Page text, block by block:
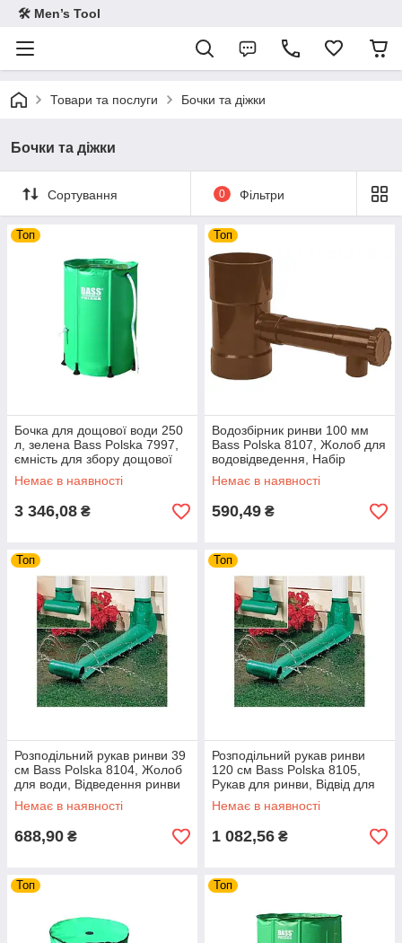
🛠 Men’s Tool
Товари та послуги Бочки та діжки
Бочки та діжки
Сортування 0 Фільтри
Топ
Бочка для дощової води 250
л, зелена Bass Polska 7997,
ємність для збору дощової
води, бочка для садівників і
дачників
Немає в наявності
3 346,08 ₴
Топ
Водозбірник ринви 100 мм
Bass Polska 8107, Жолоб для
водовідведення, Набір
водозбірника ринви
Немає в наявності
590,49 ₴
Топ
Розподільний рукав ринви 39
см Bass Polska 8104, Жолоб
для води, Відведення ринви
водостічного
Немає в наявності
688,90 ₴
Топ
Розподільний рукав ринви
120 см Bass Polska 8105,
Рукав для ринви, Відвід для
ринви
Немає в наявності
1 082,56 ₴
Топ Топ